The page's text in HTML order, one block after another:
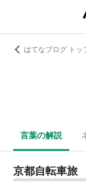
はてなブログ トッ
言葉の解説
京都自転車旅